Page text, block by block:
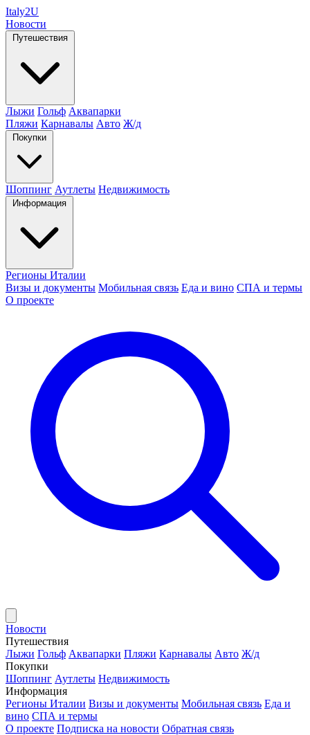
Italy2U
Новости
Путешествия
Лыжи Гольф Аквапарки
Пляжи Карнавалы Авто Ж/д
Покупки
Шоппинг Аутлеты Недвижимость
Информация
Регионы Италии
Визы и документы Мобильная связь Еда и вино СПА и термы
О проекте
Новости
Путешествия
Лыжи Гольф Аквапарки Пляжи Карнавалы Авто Ж/д
Покупки
Шоппинг Аутлеты Недвижимость
Информация
Регионы Италии Визы и документы Мобильная связь Еда и
вино СПА и термы
О проекте Подписка на новости Обратная связь